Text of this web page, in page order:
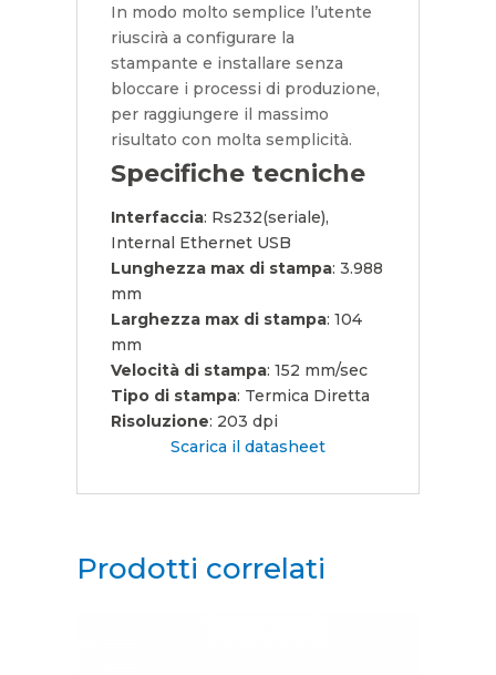
In modo molto semplice l’utente
riuscirà a configurare la
stampante e installare senza
bloccare i processi di produzione,
per raggiungere il massimo
risultato con molta semplicità.
Specifiche tecniche
Interfaccia: Rs232(seriale),
Internal Ethernet USB
Lunghezza max di stampa: 3.988
mm
Larghezza max di stampa: 104
mm
Velocità di stampa: 152 mm/sec
Tipo di stampa: Termica Diretta
Risoluzione: 203 dpi
Scarica il datasheet
Prodotti correlati